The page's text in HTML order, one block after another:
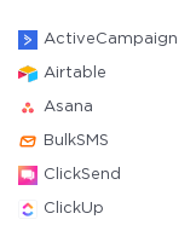
ActiveCampaign
Airtable
Asana
BulkSMS
ClickSend
ClickUp